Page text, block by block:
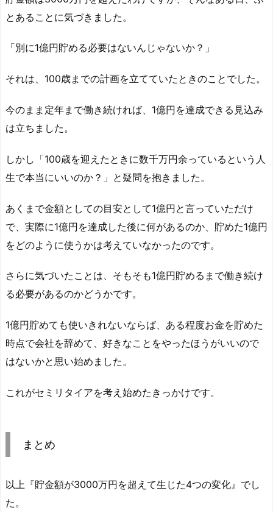
とあることに気づきました。
「別に1億円貯める必要はないんじゃないか？」
それは、100歳までの計画を立てていたときのことでした。
今のまま定年まで働き続ければ、1億円を達成できる見込み
は立ちました。
しかし「100歳を迎えたときに数千万円余っているという人
生で本当にいいのか？」と疑問を抱きました。
あくまで金額としての目安として1億円と言っていただけ
で、実際に1億円を達成した後に何があるのか、貯めた1億円
をどのように使うかは考えていなかったのです。
さらに気づいたことは、そもそも1億円貯めるまで働き続け
る必要があるのかどうかです。
1億円貯めても使いきれないならば、ある程度お金を貯めた
時点で会社を辞めて、好きなことをやったほうがいいので
はないかと思い始めました。
これがセミリタイアを考え始めたきっかけです。
まとめ
以上『貯金額が3000万円を超えて生じた4つの変化』でし
た。